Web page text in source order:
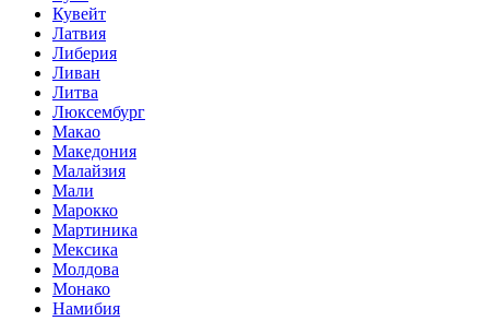
Кувейт
Латвия
Либерия
Ливан
Литва
Люксембург
Макао
Македония
Малайзия
Мали
Марокко
Мартиника
Мексика
Молдова
Монако
Намибия